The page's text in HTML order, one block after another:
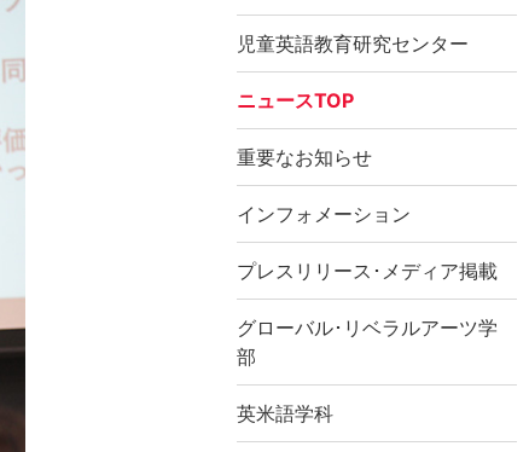
児童英語教育研究センター
ニュースTOP
重要なお知らせ
インフォメーション
プレスリリース･メディア掲載
グローバル･リベラルアーツ学
部
英米語学科